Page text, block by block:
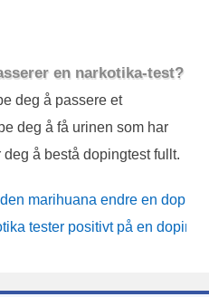
en narkotika-test?
deg å passere et
deg å få urinen som har
å bestå dopingtest fullt.
marihuana endre en
tester positivt på en